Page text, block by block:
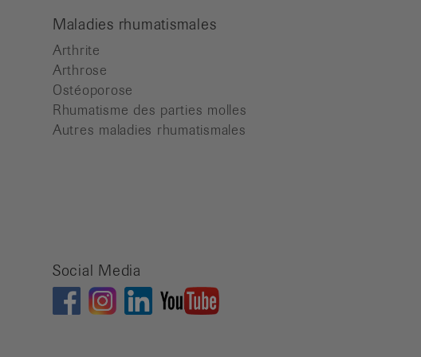
Maladies rhumatismales
Arthrite
Arthrose
Ostéoporose
Rhumatisme des parties molles
Autres maladies rhumatismales
Social Media